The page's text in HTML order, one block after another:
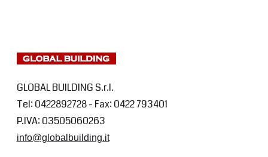
GLOBAL BUILDING S.r.l.
Tel: 0422892728 - Fax: 0422 793401
P.IVA: 03505060263
info@globalbuilding.it